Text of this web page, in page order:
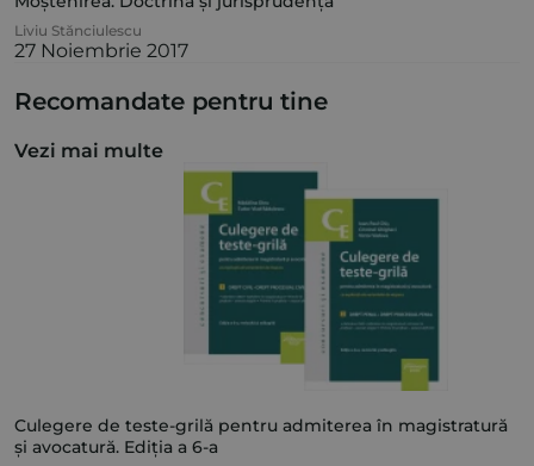
Liviu Stănciulescu
27 Noiembrie 2017
Recomandate pentru tine
Vezi mai multe
Culegere de teste-grilă pentru admiterea în magistratură
și avocatură. Ediția a 6-a